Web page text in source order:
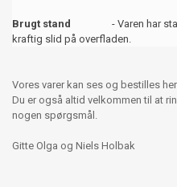
Brugt stand
- Varen har
kraftig slid på overfladen.
Vores varer kan ses og bestilles
Du er også altid velkommen til at
nogen spørgsmål.
Gitte Olga og Niels Holbak